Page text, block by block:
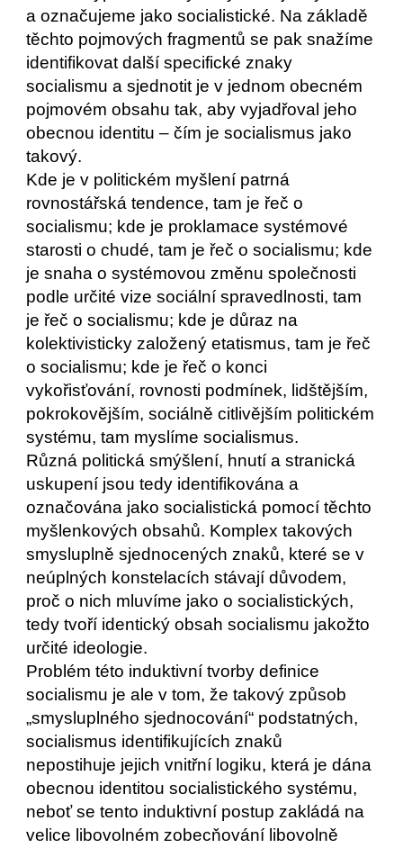
a označujeme jako socialistické. Na základě
těchto pojmových fragmentů se pak snažíme
identifikovat další specifické znaky
socialismu a sjednotit je v jednom obecném
pojmovém obsahu tak, aby vyjadřoval jeho
obecnou identitu – čím je socialismus jako
takový.
Kde je v politickém myšlení patrná
rovnostářská tendence, tam je řeč o
socialismu; kde je proklamace systémové
starosti o chudé, tam je řeč o socialismu; kde
je snaha o systémovou změnu společnosti
podle určité vize sociální spravedlnosti, tam
je řeč o socialismu; kde je důraz na
kolektivisticky založený etatismus, tam je řeč
o socialismu; kde je řeč o konci
vykořisťování, rovnosti podmínek, lidštějším,
pokrokovějším, sociálně citlivějším politickém
systému, tam myslíme socialismus.
Různá politická smýšlení, hnutí a stranická
uskupení jsou tedy identifikována a
označována jako socialistická pomocí těchto
myšlenkových obsahů. Komplex takových
smysluplně sjednocených znaků, které se v
neúplných konstelacích stávají důvodem,
proč o nich mluvíme jako o socialistických,
tedy tvoří identický obsah socialismu jakožto
určité ideologie.
Problém této induktivní tvorby definice
socialismu je ale v tom, že takový způsob
„smysluplného sjednocování“ podstatných,
socialismus identifikujících znaků
nepostihuje jejich vnitřní logiku, která je dána
obecnou identitou socialistického systému,
neboť se tento induktivní postup zakládá na
velice libovolném zobecňování libovolně